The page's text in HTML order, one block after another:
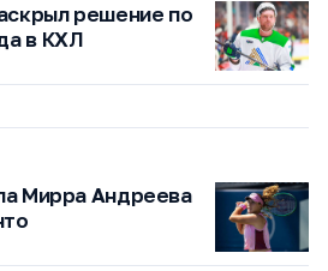
решение по
в КХЛ
Мирра Андреева